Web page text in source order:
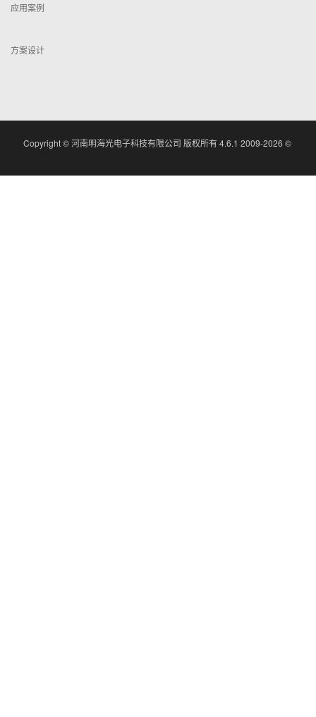
应用案例
方案设计
Copyright ©河南明海光电子科技有限公司 版权所有4.6.1 2009-2026 ©